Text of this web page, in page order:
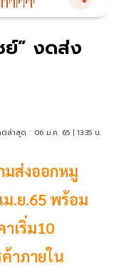
ย์” งดส่ง
ล่าสุด : 06 ม.ค. 65 | 13:35 น.
ส่งออกหมู
ม.ย.65 พร้อม
เริ่ม10
าภายใน